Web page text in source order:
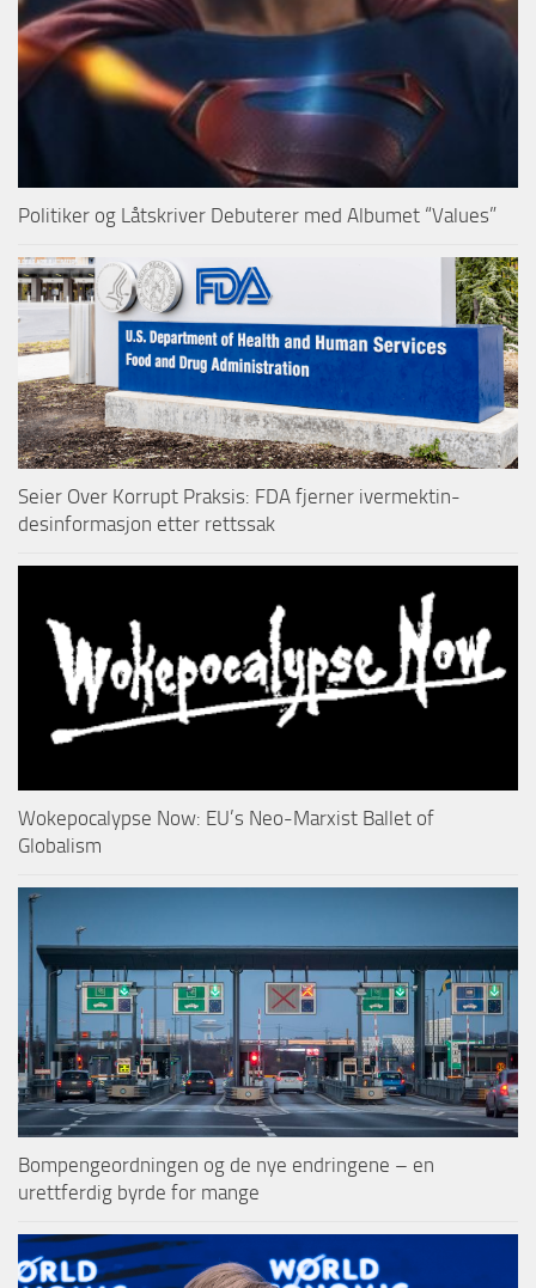
Politiker og Låtskriver Debuterer med Albumet “Values”
Seier Over Korrupt Praksis: FDA fjerner ivermektin-
desinformasjon etter rettssak
Wokepocalypse Now: EU’s Neo-Marxist Ballet of
Globalism
Bompengeordningen og de nye endringene – en
urettferdig byrde for mange